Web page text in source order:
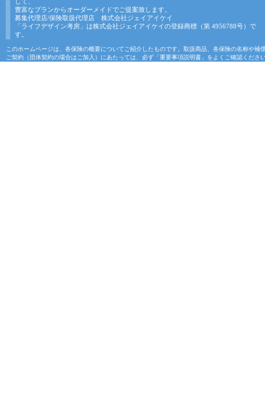
豊富なプランからオーダーメイドでご提案致します。
募集代理店/保険取扱代理店 株式会社ジェイアイケイ
「ライフデザイン考房」は株式会社ジェイアイケイの登録商標（第 4956788号）で
す。
このホームページは、各保険の概要についてご紹介したものです。取扱商品、各保険の名称や補
ご契約（団体契約の場合はご加入）にあたっては、必ず「重要事項説明書」をよくご確認くだ